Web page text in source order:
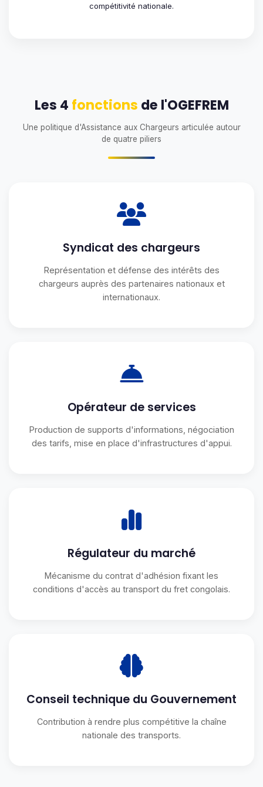
compétitivité nationale.
Les 4 fonctions de l'OGEFREM
Une politique d'Assistance aux Chargeurs articulée autour
de quatre piliers
Syndicat des chargeurs
Représentation et défense des intérêts des
chargeurs auprès des partenaires nationaux et
internationaux.
Opérateur de services
Production de supports d'informations, négociation
des tarifs, mise en place d'infrastructures d'appui.
Régulateur du marché
Mécanisme du contrat d'adhésion fixant les
conditions d'accès au transport du fret congolais.
Conseil technique du Gouvernement
Contribution à rendre plus compétitive la chaîne
nationale des transports.